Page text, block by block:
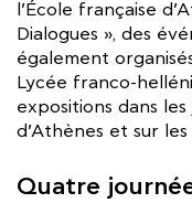
l’École française
Dialogues », des
également
Lycée franco-
expositions dans
d’Athènes et sur
Quatre